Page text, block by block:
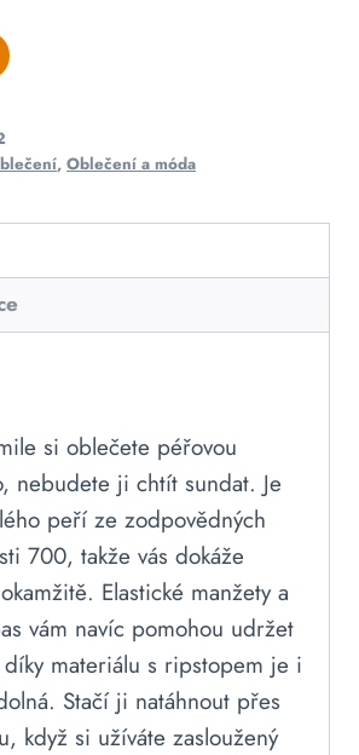
, Oblečení a móda
si oblečete péřovou
nebudete ji chtít sundat. Je
peří ze zodpovědných
700, takže vás dokáže
Elastické manžety a
vám navíc pomohou udržet
materiálu s ripstopem je i
Stačí ji natáhnout přes
když si užíváte zasloužený